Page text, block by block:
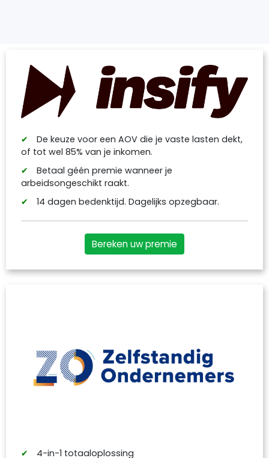
De keuze voor een AOV die je vaste lasten dekt,
of tot wel 85% van je inkomen.
Betaal géén premie wanneer je
arbeidsongeschikt raakt.
14 dagen bedenktijd. Dagelijks opzegbaar.
Bereken uw premie
4-in-1 totaaloplossing